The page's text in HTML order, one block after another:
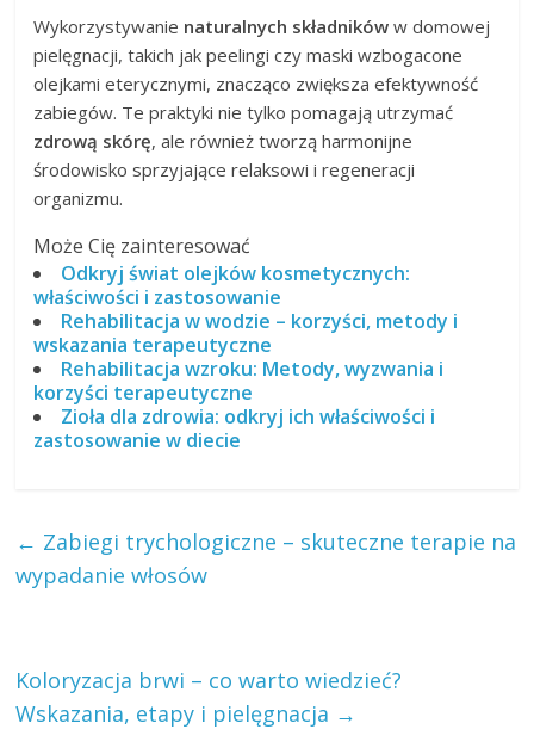
Wykorzystywanie naturalnych składników w domowej
pielęgnacji, takich jak peelingi czy maski wzbogacone
olejkami eterycznymi, znacząco zwiększa efektywność
zabiegów. Te praktyki nie tylko pomagają utrzymać
zdrową skórę, ale również tworzą harmonijne
środowisko sprzyjające relaksowi i regeneracji
organizmu.
Może Cię zainteresować
Odkryj świat olejków kosmetycznych:
właściwości i zastosowanie
Rehabilitacja w wodzie – korzyści, metody i
wskazania terapeutyczne
Rehabilitacja wzroku: Metody, wyzwania i
korzyści terapeutyczne
Zioła dla zdrowia: odkryj ich właściwości i
zastosowanie w diecie
← Zabiegi trychologiczne – skuteczne terapie na
wypadanie włosów
Koloryzacja brwi – co warto wiedzieć?
Wskazania, etapy i pielęgnacja →